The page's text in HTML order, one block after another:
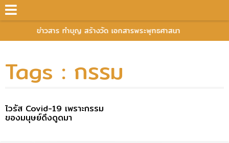
ข่าวสาร ทำบุญ สร้างวัด เอกสารพระพุทธศาสนา
Tags : กรรม
ไวรัส Covid-19 เพราะกรรม
ของมนุษย์ดึงดูดมา